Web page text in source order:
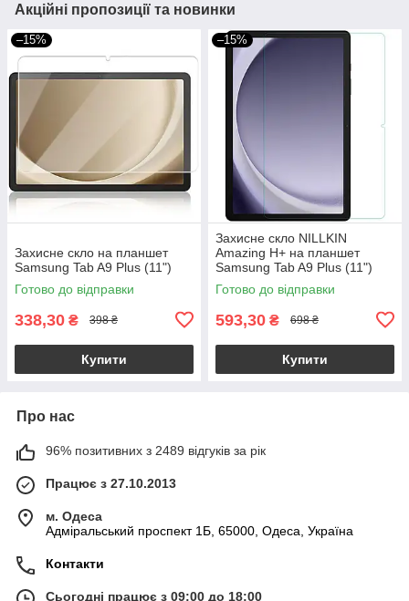
Акційні пропозиції та новинки
–15%
Захисне скло на планшет
Samsung Tab A9 Plus (11")
Готово до відправки
338,30 ₴ 398 ₴
Купити
–15%
Захисне скло NILLKIN
Amazing H+ на планшет
Samsung Tab A9 Plus (11")
Готово до відправки
593,30 ₴ 698 ₴
Купити
Про нас
96% позитивних з 2489 відгуків за рік
Працює з 27.10.2013
м. Одеса
Адміральський проспект 1Б, 65000, Одеса, Україна
Контакти
Сьогодні працює з 09:00 до 18:00